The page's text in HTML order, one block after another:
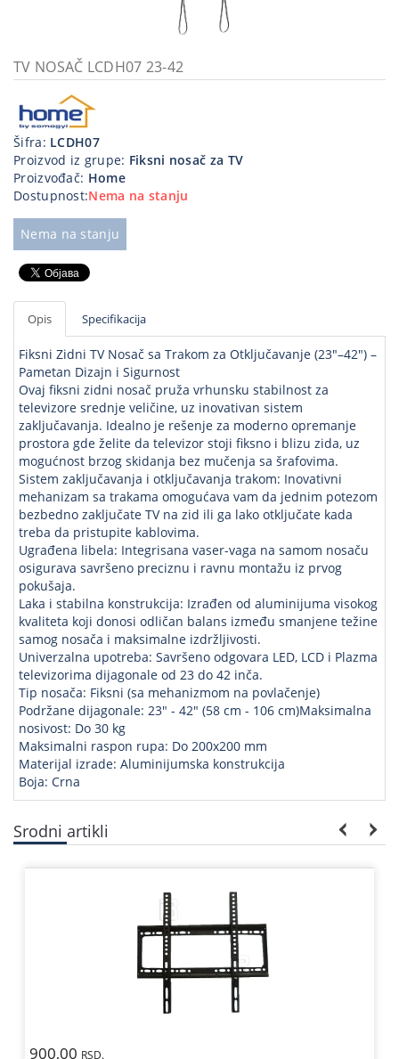
priključci
tehnika
Poslovna
oprema,računari
TV NOSAČ LCDH07 23-42
Šifra: LCDH07
Proizvod iz grupe: Fiksni nosač za TV
Proizvođač: Home
Dostupnost:Nema na stanju
Nema na stanju
Opis Specifikacija
Fiksni Zidni TV Nosač sa Trakom za Otključavanje (23"–42") –
Pametan Dizajn i Sigurnost
Ovaj fiksni zidni nosač pruža vrhunsku stabilnost za
televizore srednje veličine, uz inovativan sistem
zaključavanja. Idealno je rešenje za moderno opremanje
prostora gde želite da televizor stoji fiksno i blizu zida, uz
mogućnost brzog skidanja bez mučenja sa šrafovima.
Sistem zaključavanja i otključavanja trakom: Inovativni
mehanizam sa trakama omogućava vam da jednim potezom
bezbedno zaključate TV na zid ili ga lako otključate kada
treba da pristupite kablovima.
Ugrađena libela: Integrisana vaser-vaga na samom nosaču
osigurava savršeno preciznu i ravnu montažu iz prvog
pokušaja.
Laka i stabilna konstrukcija: Izrađen od aluminijuma visokog
kvaliteta koji donosi odličan balans između smanjene težine
samog nosača i maksimalne izdržljivosti.
Univerzalna upotreba: Savršeno odgovara LED, LCD i Plazma
televizorima dijagonale od 23 do 42 inča.
Tip nosača: Fiksni (sa mehanizmom na povlačenje)
Podržane dijagonale: 23" - 42" (58 cm - 106 cm)Maksimalna
nosivost: Do 30 kg
Maksimalni raspon rupa: Do 200x200 mm
Materijal izrade: Aluminijumska konstrukcija
Boja: Crna
Srodni artikli
900,00 RSD.